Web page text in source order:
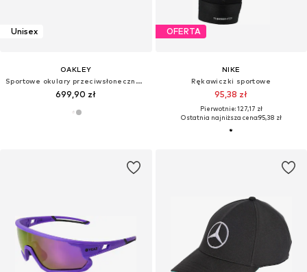
Unisex
OAKLEY
Sportowe okulary przeciwsłoneczne 'TERRAFORMA'
699,90 zł
OFERTA
NIKE
Rękawiczki sportowe
95,38 zł
Pierwotnie: 127,17 zł
Ostatnia najniższa cena:95,38 zł